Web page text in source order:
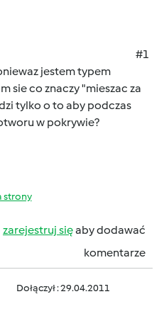
#1
jestem typem
sie co znaczy "mieszac za
tylko o to aby podczas
w pokrywie?
strony
zarejestruj sięaby dodawać
komentarze
Dołączył : 29.04.2011